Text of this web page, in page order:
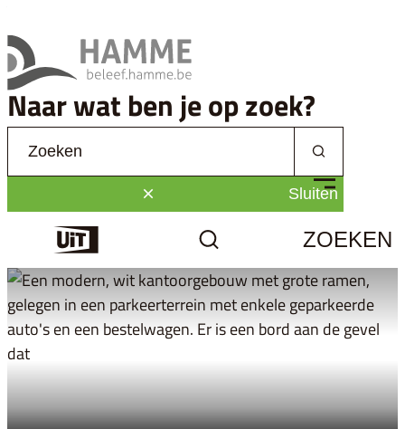
Beleef Hamme
Naar wat ben je op zoek?
Zoeken
Sluiten
ZOEKEN
MENU